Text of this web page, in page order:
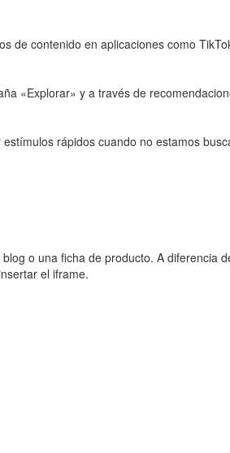
de contenido en aplicaciones como
«Explorar» y a través de
rápidos cuando no estamos
o una ficha de producto. A diferencia
el iframe.